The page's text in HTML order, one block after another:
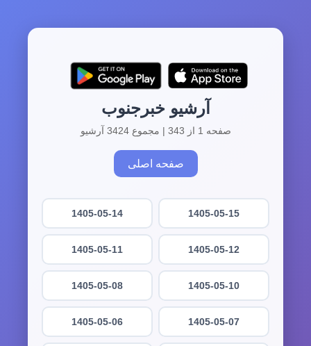
آرشیو خبرجنوب
صفحه 1 از 343 | مجموع 3424 آرشیو
صفحه اصلی
1405-05-15
1405-05-14
1405-05-12
1405-05-11
1405-05-10
1405-05-08
1405-05-07
1405-05-06